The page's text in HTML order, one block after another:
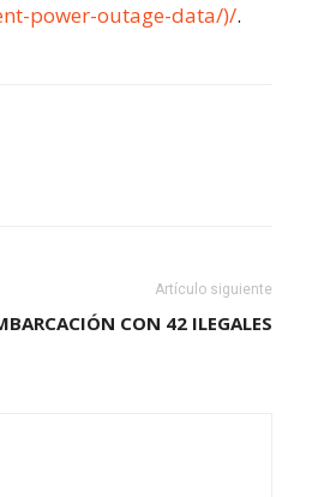
power-outage-data/)/.
Artículo siguiente
CON 42 ILEGALES